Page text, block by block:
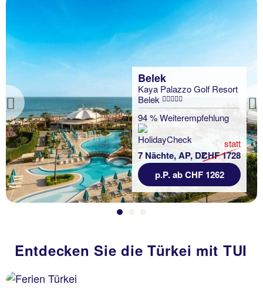
Previous
Belek
Kaya Palazzo Golf Resort
Belek
94 % Weiterempfehlung
7 Nächte, AP, DZ
statt
CHF 1728
p.P. ab CHF 1262
Entdecken Sie die Türkei mit TUI